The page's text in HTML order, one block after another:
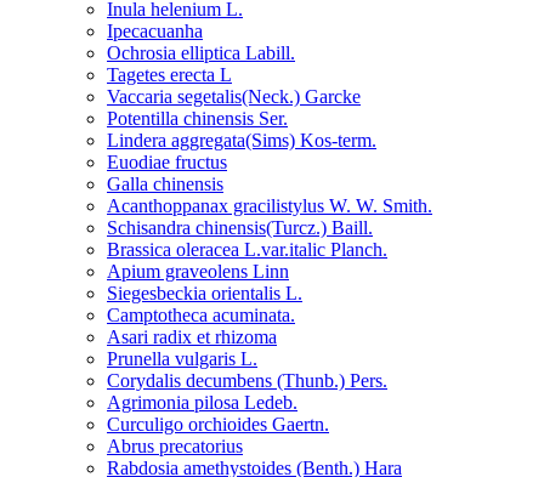
Inula helenium L.
Ipecacuanha
Ochrosia elliptica Labill.
Tagetes erecta L
Vaccaria segetalis(Neck.) Garcke
Potentilla chinensis Ser.
Lindera aggregata(Sims) Kos-term.
Euodiae fructus
Galla chinensis
Acanthoppanax gracilistylus W. W. Smith.
Schisandra chinensis(Turcz.) Baill.
Brassica oleracea L.var.italic Planch.
Apium graveolens Linn
Siegesbeckia orientalis L.
Camptotheca acuminata.
Asari radix et rhizoma
Prunella vulgaris L.
Corydalis decumbens (Thunb.) Pers.
Agrimonia pilosa Ledeb.
Curculigo orchioides Gaertn.
Abrus precatorius
Rabdosia amethystoides (Benth.) Hara